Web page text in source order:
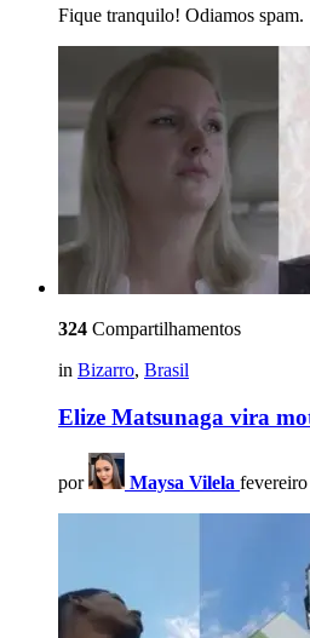
Fique tranquilo! Odiamos spam.
324 Compartilhamentos
in Bizarro, Brasil
Elize Matsunaga vira
por Maysa Vilela